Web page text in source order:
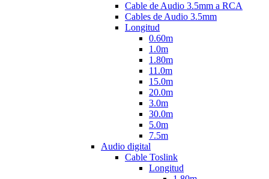
Cable de Audio 3.5mm a RCA
Cables de Audio 3.5mm
Longitud
0.60m
1.0m
1.80m
11.0m
15.0m
20.0m
3.0m
30.0m
5.0m
7.5m
Audio digital
Cable Toslink
Longitud